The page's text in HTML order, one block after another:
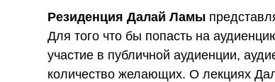
Резиденция Далай Ламы
Для того что бы попасть на
участие в публичной аудиенции,
количество желающих. О лекциях